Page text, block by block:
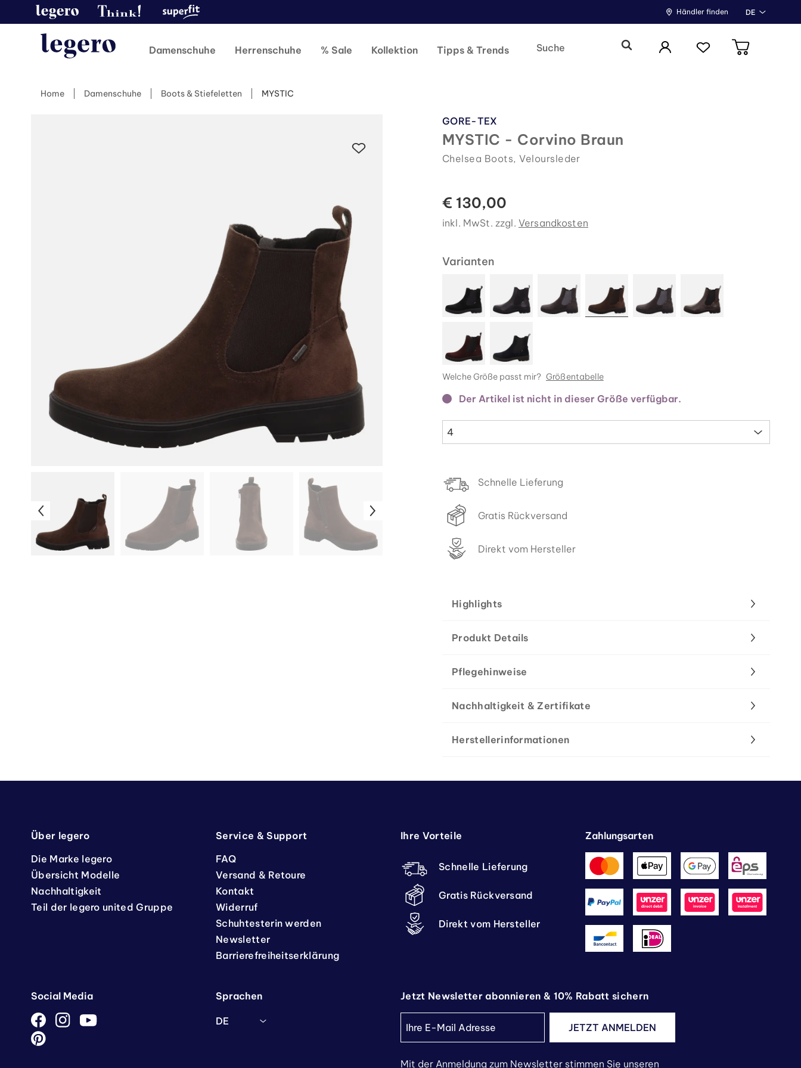
Händler finden DE
Damenschuhe Herrenschuhe % Sale Kollektion Tipps & Trends
Home Damenschuhe Boots & Stiefeletten MYSTIC
GORE-TEX
MYSTIC - Corvino Braun
Chelsea Boots, Veloursleder
€ 130,00
inkl. MwSt. zzgl. Versandkosten
Varianten
Welche Größe passt mir? Größentabelle
Der Artikel ist nicht in dieser Größe verfügbar.
4
Schnelle Lieferung
Gratis Rückversand
Direkt vom Hersteller
Highlights
Produkt Details
Pflegehinweise
Nachhaltigkeit & Zertifikate
Herstellerinformationen
Über legero
Die Marke legero
Übersicht Modelle
Nachhaltigkeit
Teil der legero united Gruppe
Service & Support
FAQ
Versand & Retoure
Kontakt
Widerruf
Schuhtesterin werden
Newsletter
Barrierefreiheitserklärung
Ihre Vorteile
Schnelle Lieferung
Gratis Rückversand
Direkt vom Hersteller
Zahlungsarten
Social Media Sprachen
DE
Jetzt Newsletter abonnieren & 10% Rabatt sichern
JETZT ANMELDEN
Mit der Anmeldung zum Newsletter stimmen Sie unseren